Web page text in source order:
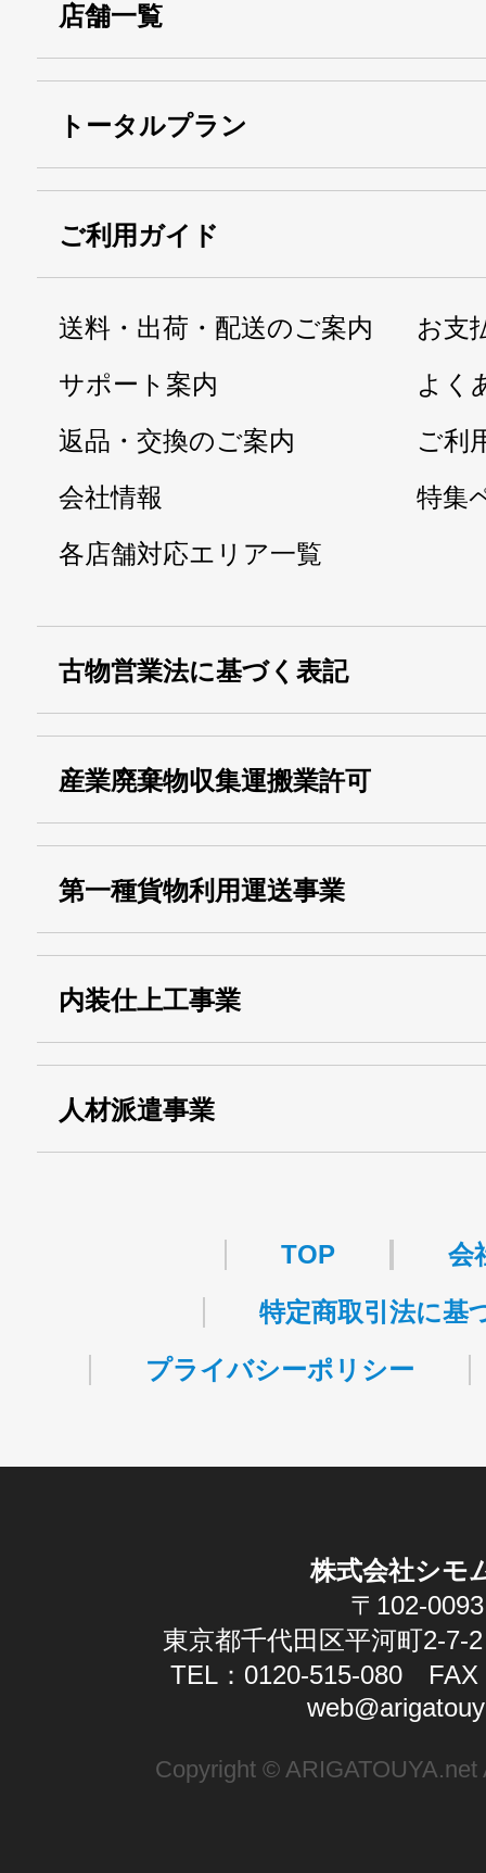
店舗一覧
トータルプラン
ご利用ガイド
送料・出荷・配送のご案内
お支
サポート案内
よく
返品・交換のご案内
ご利
会社情報
特集
各店舗対応エリア一覧
古物営業法に基づく表記
産業廃棄物収集運搬業許可
運搬業許可証番号：
13000155805
第一種貨物利用運送事業
事業
関自貨：
内装仕上工事業
人材派遣事業
TOP
会
特定商取引法に基
プライバシーポリシー
株式会社シモ
〒102-0093
東京都千代田区平河町2-7-
TEL：0120-515-080 FAX
Copyright ©